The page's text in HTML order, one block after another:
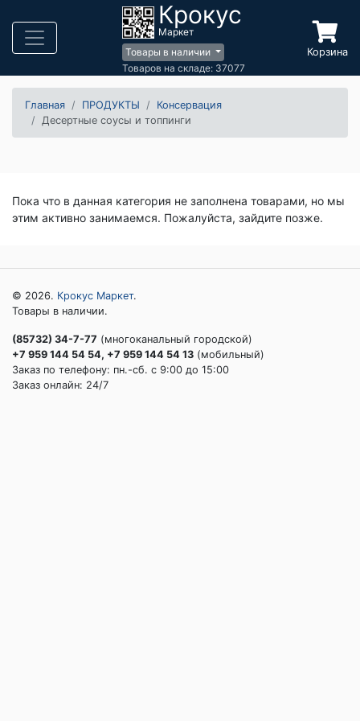
Крокус
Маркет
Товары в наличии
Товаров на складе: 37077
Корзина
Главная ПРОДУКТЫ
Консервация
Десертные соусы и топпинги
Пока что в данная категория не заполнена товарами, но мы
этим активно занимаемся. Пожалуйста, зайдите позже.
© 2026. Крокус Маркет.
Товары в наличии.
(85732) 34-7-77 (многоканальный городской)
+7 959 144 54 54, +7 959 144 54 13 (мобильный)
Заказ по телефону: пн.-сб. c 9:00 до 15:00
Заказ онлайн: 24/7